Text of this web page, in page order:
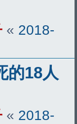
« 2018-
的18人
« 2018-